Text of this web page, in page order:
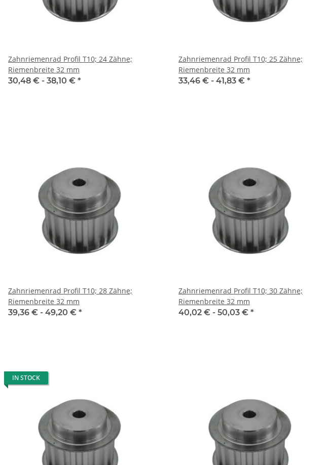
Zahnriemenrad Profil T10; 24 Zähne;
Riemenbreite 32 mm
30,48 € - 38,10 € *
Zahnriemenrad Profil T10; 25 Zähne;
Riemenbreite 32 mm
33,46 € - 41,83 € *
Zahnriemenrad Profil T10; 28 Zähne;
Riemenbreite 32 mm
39,36 € - 49,20 € *
Zahnriemenrad Profil T10; 30 Zähne;
Riemenbreite 32 mm
40,02 € - 50,03 € *
IN STOCK